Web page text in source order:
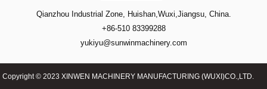
Qianzhou Industrial Zone, Huishan,Wuxi,Jiangsu, China.
+86-510 83399288
yukiyu@sunwinmachinery.com
Copyright © 2023 XINWEN MACHINERY MANUFACTURING (WUXI)CO.,LTD.